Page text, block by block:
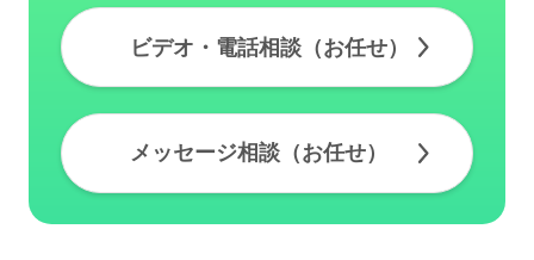
ビデオ・電話相談（お任せ）
メッセージ相談（お任せ）